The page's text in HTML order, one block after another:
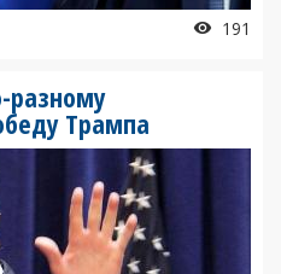
191
Трампа